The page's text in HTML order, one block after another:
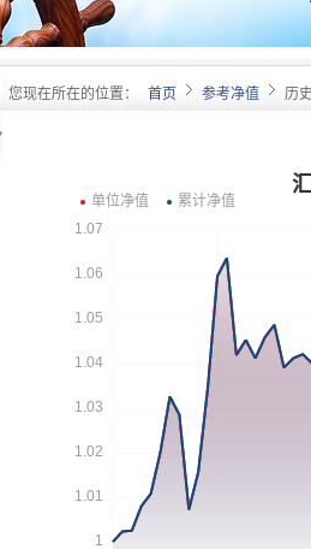
您现在所在的位置： 首页 参考净值 历